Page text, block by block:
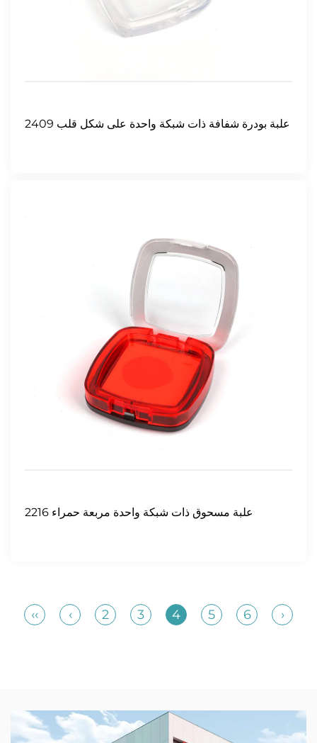
2409 علبة بودرة شفافة ذات شبكة واحدة على شكل قلب
2216 علبة مسحوق ذات شبكة واحدة مربعة حمراء
‹‹ ‹ 2 3 4 5 6 ›